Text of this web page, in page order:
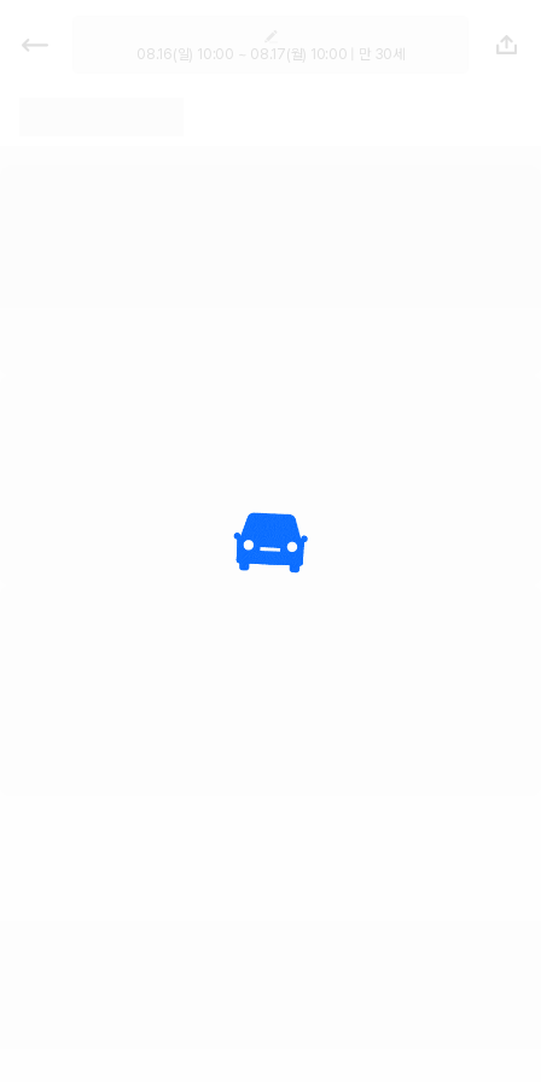
렌트카 - 인천 렌터카 가격비교, 최저
가 보장 1위 카모아
08.16(일) 10:00 ~ 08.17(월) 10:00 | 만 30세